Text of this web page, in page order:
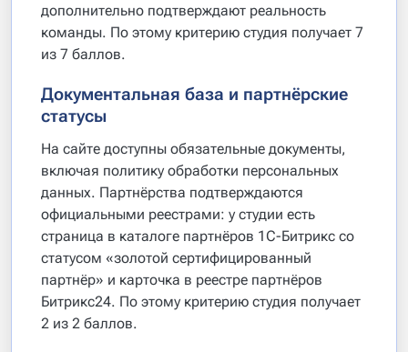
дополнительно подтверждают реальность
команды. По этому критерию студия получает 7
из 7 баллов.
Документальная база и партнёрские
статусы
На сайте доступны обязательные документы,
включая политику обработки персональных
данных. Партнёрства подтверждаются
официальными реестрами: у студии есть
страница в каталоге партнёров 1С-Битрикс со
статусом «золотой сертифицированный
партнёр» и карточка в реестре партнёров
Битрикс24. По этому критерию студия получает
2 из 2 баллов.